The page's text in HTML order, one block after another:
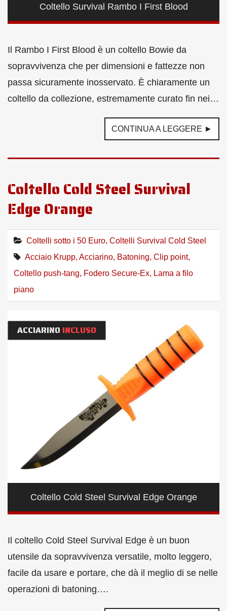
Coltello Survival Rambo I First Blood
Il Rambo I First Blood è un coltello Bowie da
sopravvivenza che per dimensioni e fattezze non
passa sicuramente inosservato. È chiaramente un
coltello da collezione, estremamente curato fin nei…
CONTINUA A LEGGERE ►
Coltello Cold Steel Survival
Edge Orange
Coltelli sotto i 50 Euro, Coltelli Survival Cold Steel
Acciaio Krupp, Acciarino, Batoning, Clip point,
Coltello push-tang, Fodero Secure-Ex, Lama a filo
piano
ACCIARINO INCLUSO
Coltello Cold Steel Survival Edge Orange
Il coltello Cold Steel Survival Edge è un buon
utensile da sopravvivenza versatile, molto leggero,
facile da usare e portare, che dà il meglio di se nelle
operazioni di batoning….